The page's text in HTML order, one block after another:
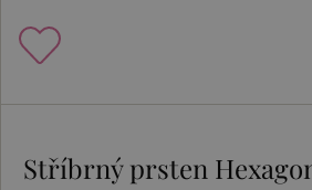
Stříbrný prsten